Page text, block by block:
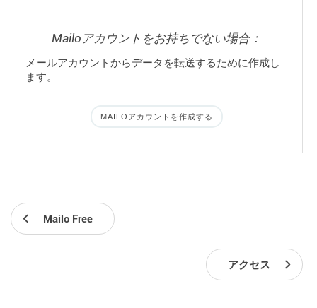
Mailoアカウントをお持ちでない場合：
メールアカウントからデータを転送するために作成し
ます。
MAILOアカウントを作成する
Mailo Free
アクセス